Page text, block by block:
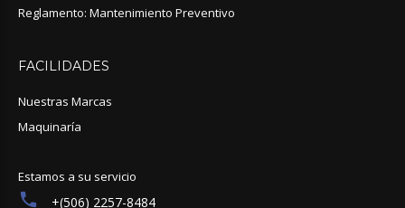
Reglamento: Mantenimiento Preventivo
FACILIDADES
Nuestras Marcas
Maquinaría
Estamos a su servicio
+(506) 2257-8484